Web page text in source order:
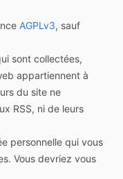
uncheck to
dates
AGPLv3, sauf
sont collectées,
appartiennent à
du site ne
RSS, ni de leurs
personnelle qui vous
Vous devriez vous